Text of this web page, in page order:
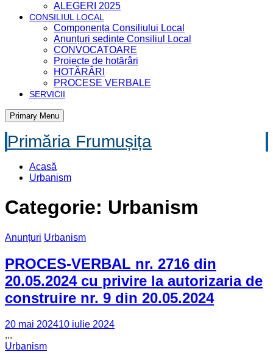
ALEGERI 2025
CONSILIUL LOCAL
Componența Consiliului Local
Anunțuri ședințe Consiliul Local
CONVOCATOARE
Proiecte de hotărâri
HOTĂRÂRI
PROCESE VERBALE
SERVICII
Primary Menu
Primăria Frumușița
Acasă
Urbanism
Categorie: Urbanism
Anunțuri Urbanism
PROCES-VERBAL nr. 2716 din
20.05.2024 cu privire la autorizaria de
construire nr. 9 din 20.05.2024
20 mai 202410 iulie 2024
...
Urbanism